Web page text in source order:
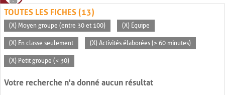
TOUTES LES FICHES (13)
(X) Moyen groupe (entre 30 et 100) (X) Équipe
(X) En classe seulement (X) Activités élaborées (> 60 minutes)
(X) Petit groupe (< 30)
Votre recherche n'a donné aucun résultat